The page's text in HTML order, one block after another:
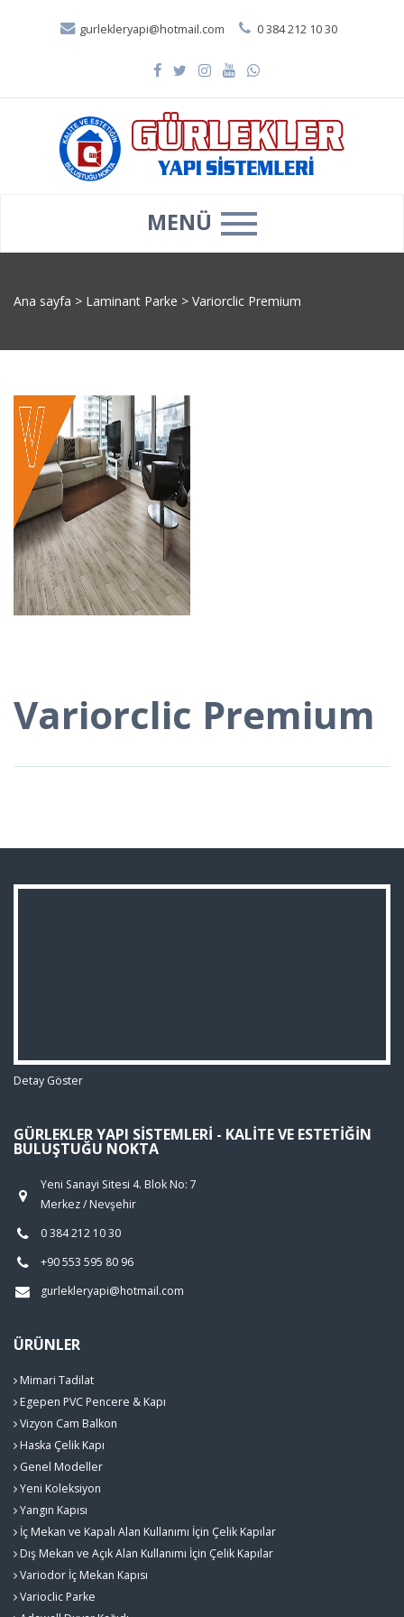
gurlekleryapi@hotmail.com 0 384 212 10 30
MENÜ
Ana sayfa > Laminant Parke > Variorclic Premium
Variorclic Premium
Detay Göster
GÜRLEKLER YAPI SISTEMLERI - KALITE VE ESTETIĞIN
BULUŞTUĞU NOKTA
Yeni Sanayi Sitesi 4. Blok No: 7
Merkez / Nevşehir
0 384 212 10 30
+90 553 595 80 96
gurlekleryapi@hotmail.com
ÜRÜNLER
Mimari Tadilat
Egepen PVC Pencere & Kapı
Vizyon Cam Balkon
Haska Çelik Kapı
Genel Modeller
Yeni Koleksiyon
Yangın Kapısı
İç Mekan ve Kapalı Alan Kullanımı İçin Çelik Kapılar
Dış Mekan ve Açık Alan Kullanımı İçin Çelik Kapılar
Variodor İç Mekan Kapısı
Varioclic Parke